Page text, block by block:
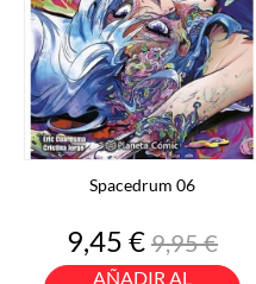
Spacedrum 06
Precio
9,45 €Precio
base
9,95 €
AÑADIR AL